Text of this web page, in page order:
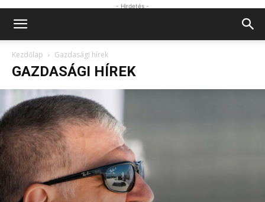
- Hirdetés -
Kezdőlap Gazdasági hírek
GAZDASÁGI HÍREK